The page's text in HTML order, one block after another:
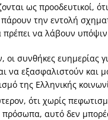
ως προοδευτικοί,
την εντολή
να λάβουν υπόψιν
οι συνθήκες ευημερίας
να εξασφαλιστούν και
της Ελληνικής
ότι χωρίς
αυτό δεν